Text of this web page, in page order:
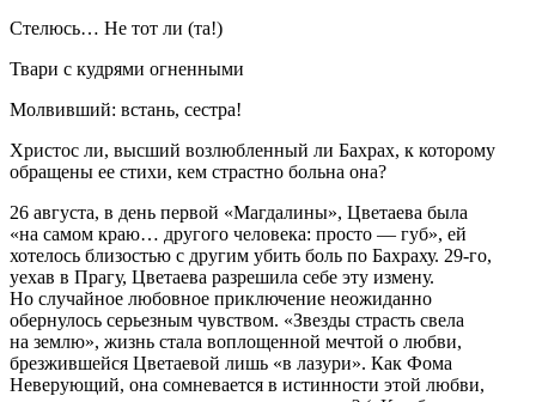
Стелюсь… Не тот ли (та!)
Твари с кудрями огненными
Молвивший: встань, сестра!
Христос ли, высший возлюбленный ли Бахрах, к которому
обращены ее стихи, кем страстно больна она?
26 августа, в день первой «Магдалины», Цветаева была
«на самом краю… другого человека: просто — губ», ей
хотелось близостью с другим убить боль по Бахраху. 29-го,
уехав в Прагу, Цветаева разрешила себе эту измену.
Но случайное любовное приключение неожиданно
обернулось серьезным чувством. «Звезды страсть свела
на землю», жизнь стала воплощенной мечтой о любви,
брезжившейся Цветаевой лишь «в лазури». Как Фома
Неверующий, она сомневается в истинности этой любви,